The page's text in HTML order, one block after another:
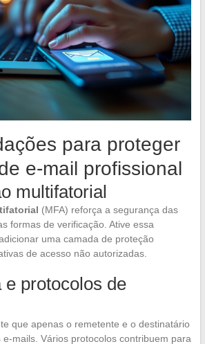
para proteger
e-mail profissional
multifatorial
(MFA) reforça a segurança das
formas de verificação. Ative essa
uma camada de proteção
de acesso não autorizadas.
e protocolos de
que apenas o remetente e o destinatário
e-mails. Vários protocolos contribuem para